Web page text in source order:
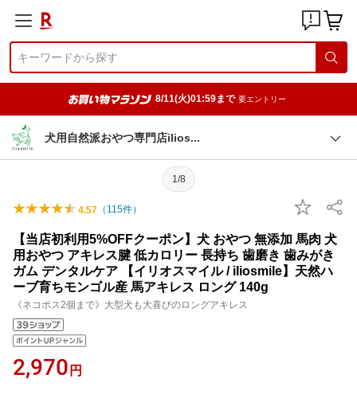
8/11(火)01:59まで 要エントリー
犬用自然派おやつ専門店ilios
1/8
4.57 （ 115件）
【当店初利用5%OFFクーポン】犬 おやつ 無添加 馬肉 犬
用おやつ アキレス腱 低カロリー 長持ち 歯磨き 歯みがき
ガム デンタルケア 【イリオスマイル / iliosmile】天然ハ
ーブ育ちモンゴル産 馬アキレス ロング 140g
《ネコポス2個まで》大型犬も大喜びのロングアキレス
2,970 円